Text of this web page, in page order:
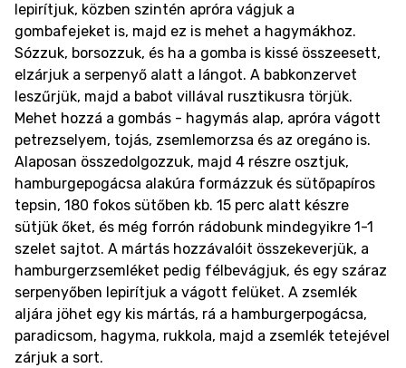
lepirítjuk, közben szintén apróra vágjuk a
gombafejeket is, majd ez is mehet a hagymákhoz.
Sózzuk, borsozzuk, és ha a gomba is kissé összeesett,
elzárjuk a serpenyő alatt a lángot. A babkonzervet
leszűrjük, majd a babot villával rusztikusra törjük.
Mehet hozzá a gombás - hagymás alap, apróra vágott
petrezselyem, tojás, zsemlemorzsa és az oregáno is.
Alaposan összedolgozzuk, majd 4 részre osztjuk,
hamburgepogácsa alakúra formázzuk és sütőpapíros
tepsin, 180 fokos sütőben kb. 15 perc alatt készre
sütjük őket, és még forrón rádobunk mindegyikre 1-1
szelet sajtot. A mártás hozzávalóit összekeverjük, a
hamburgerzsemléket pedig félbevágjuk, és egy száraz
serpenyőben lepirítjuk a vágott felüket. A zsemlék
aljára jöhet egy kis mártás, rá a hamburgerpogácsa,
paradicsom, hagyma, rukkola, majd a zsemlék tetejével
zárjuk a sort.